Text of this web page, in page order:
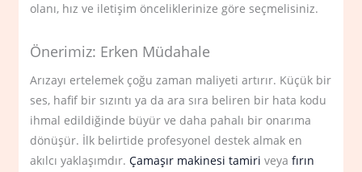
olanı, hız ve iletişim önceliklerinize göre seçmelisiniz.
Önerimiz: Erken Müdahale
Arızayı ertelemek çoğu zaman maliyeti artırır. Küçük bir
ses, hafif bir sızıntı ya da ara sıra beliren bir hata kodu
ihmal edildiğinde büyür ve daha pahalı bir onarıma
dönüşür. İlk belirtide profesyonel destek almak en
akılcı yaklaşımdır.Çamaşır makinesi tamiri veyafırın